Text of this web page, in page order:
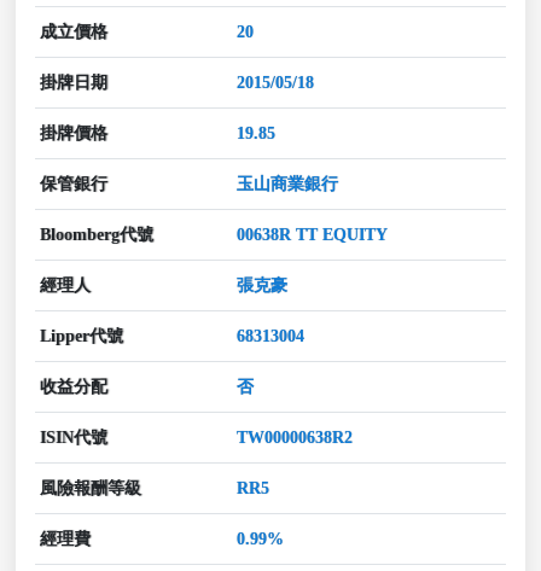
成立價格 20
掛牌日期 2015/05/18
掛牌價格 19.85
保管銀行 玉山商業銀行
Bloomberg代號 00638R TT EQUITY
經理人 張克豪
Lipper代號 68313004
收益分配 否
ISIN代號 TW00000638R2
風險報酬等級 RR5
經理費 0.99%